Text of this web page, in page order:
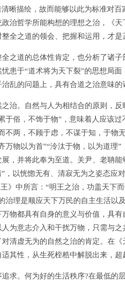
晰描绘，故而能够以此为标准对
治哲学所能构想的理想之治，《
全之道的领会、把握和运用，才
道的总体性肯定，也分析了诸子
患于“道术将为天下裂”的思想局
乱的问题上，具有合道之治意味的
。自然与人为相结合的原则，反
于俗，不饰于物”，意味着人应该
不两，不顾于虑，不谋于知，于物
万物以为首”“泠汰于物，以为道
，并将此奉为至道。关尹、老聃
，以恍惚无有、清寂无为之姿态应
》中所言：“明王之治，功盖天下
治理是顺应天下万民的自主生活以
物都具有自身的意义与价值，具
为意志介入和干扰万物，只需与
清虚无为的自然之治的肯定。在
其性，从生死桎梏中解脱出来，超
。何为好的生活秩序?在最低的